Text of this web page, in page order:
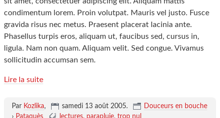
condimentum lorem. Proin volutpat. Mauris vel justo. Fusce
gravida risus nec metus. Praesent placerat lacinia ante.
Phasellus turpis eros, aliquam ut, faucibus sed, cursus in,
ligula. Nam non quam. Aliquam velit. Sed congue. Vivamus
sollicitudin accumsan sem.
Lire la suite
Par Kozlika, samedi 13 août 2005.
Douceurs en bouche
› Pataquès lectures parapluie trop nul